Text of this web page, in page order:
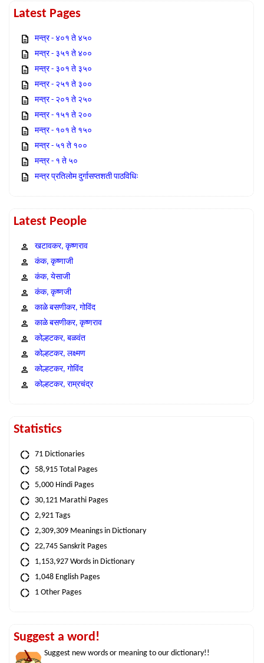
Latest Pages
मन्त्र - ४०१ ते ४५०
मन्त्र - ३५१ ते ४००
मन्त्र - ३०१ ते ३५०
मन्त्र - २५१ ते ३००
मन्त्र - २०१ ते २५०
मन्त्र - १५१ ते २००
मन्त्र - १०१ ते १५०
मन्त्र - ५१ ते १००
मन्त्र - १ ते ५०
मन्त्र प्रतिलोम दुर्गासप्तशती पाठविधिः
Latest People
खटावकर, कृष्णराव
कंक, कृष्णाजी
कंक, येसाजी
कंक, कृष्णजी
काळे बसणीकर, गोविंद
काळे बसणीकर, कृष्णराव
कोल्हटकर, बळवंत
कोल्हटकर, लक्ष्मण
कोल्हटकर, गोविंद
कोल्हटकर, राम्रचंद्र
Statistics
71 Dictionaries
58,915 Total Pages
5,000 Hindi Pages
30,121 Marathi Pages
2,921 Tags
2,309,309 Meanings in Dictionary
22,745 Sanskrit Pages
1,153,927 Words in Dictionary
1,048 English Pages
1 Other Pages
Suggest a word!
Suggest new words or meaning to our dictionary!!